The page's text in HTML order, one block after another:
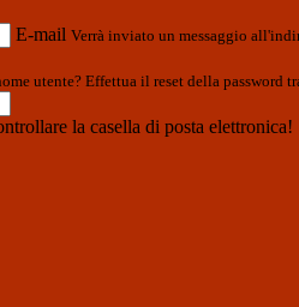
E-mail Verrà inviato un messaggio
utente? Effettua il reset della password
la casella di posta elettronica!